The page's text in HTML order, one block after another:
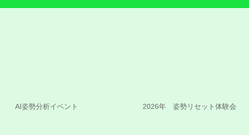
AI姿勢分析イベント 2026年 姿勢リセット体験会